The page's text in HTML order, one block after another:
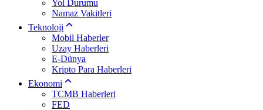
Yol Durumu
Namaz Vakitleri
Teknoloji
Mobil Haberler
Uzay Haberleri
E-Dünya
Kripto Para Haberleri
Ekonomi
TCMB Haberleri
FED